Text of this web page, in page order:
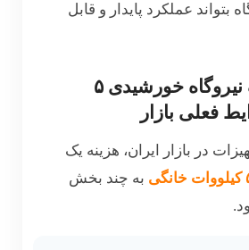
بتواند عملکرد پایدار و قابل
برآورد هزینه یک نیروگاه خورشیدی ۵
فعلی بازار
در بازار ایران، هزینه یک
به چند بخش